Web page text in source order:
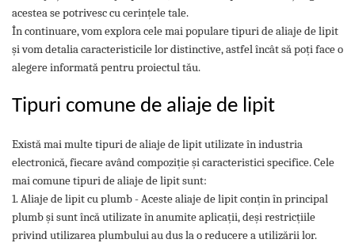
acestea se potrivesc cu cerințele tale.
În continuare, vom explora cele mai populare tipuri de aliaje de lipit
și vom detalia caracteristicile lor distinctive, astfel încât să poți face o
alegere informată pentru proiectul tău.
Tipuri comune de aliaje de lipit
Există mai multe tipuri de aliaje de lipit utilizate în industria
electronică, fiecare având compoziție și caracteristici specifice. Cele
mai comune tipuri de aliaje de lipit sunt:
1. Aliaje de lipit cu plumb - Aceste aliaje de lipit conțin în principal
plumb și sunt încă utilizate în anumite aplicații, deși restricțiile
privind utilizarea plumbului au dus la o reducere a utilizării lor.